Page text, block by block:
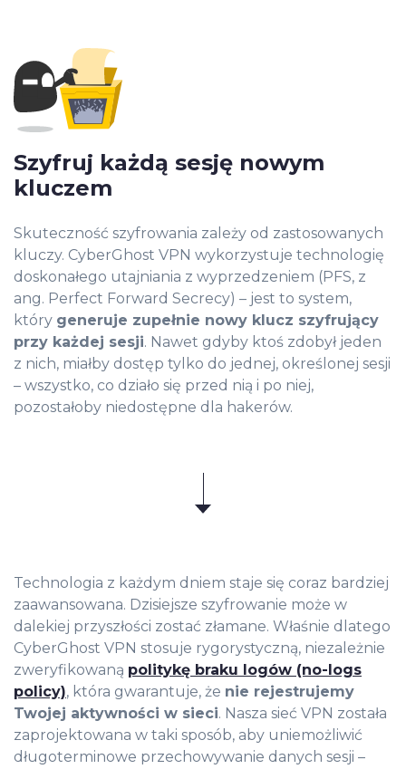
Skuteczność szyfrowania zależy od zastosowanych
kluczy. CyberGhost VPN wykorzystuje technologię
doskonałego utajniania z wyprzedzeniem (PFS, z
ang. Perfect Forward Secrecy) – jest to system,
który generuje zupełnie nowy klucz szyfrujący
przy każdej sesji. Nawet gdyby ktoś zdobył jeden
z nich, miałby dostęp tylko do jednej, określonej sesji
– wszystko, co działo się przed nią i po niej,
pozostałoby niedostępne dla hakerów.
Szyfruj każdą sesję nowym
kluczem
Technologia z każdym dniem staje się coraz bardziej
zaawansowana. Dzisiejsze szyfrowanie może w
dalekiej przyszłości zostać złamane. Właśnie dlatego
CyberGhost VPN stosuje rygorystyczną, niezależnie
zweryfikowaną politykę braku logów (no-logs
policy), która gwarantuje, że nie rejestrujemy
Twojej aktywności w sieci. Nasza sieć VPN została
zaprojektowana w taki sposób, aby uniemożliwić
długoterminowe przechowywanie danych sesji –